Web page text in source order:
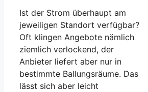
Ist der Strom überhaupt am
jeweiligen Standort verfügbar?
Oft klingen Angebote nämlich
ziemlich verlockend, der
Anbieter liefert aber nur in
bestimmte Ballungsräume. Das
lässt sich aber leicht